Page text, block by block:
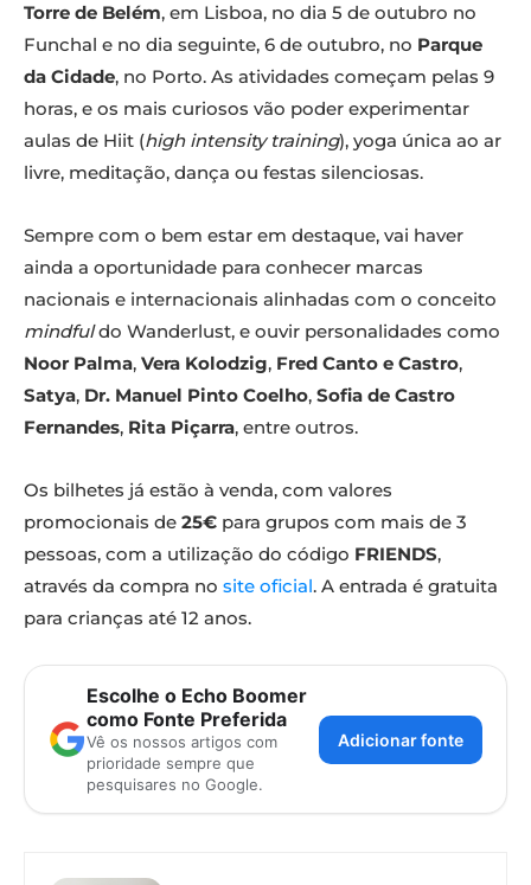
Torre de Belém, em Lisboa, no dia 5 de outubro no
Funchal e no dia seguinte, 6 de outubro, no Parque
da Cidade, no Porto. As atividades começam pelas 9
horas, e os mais curiosos vão poder experimentar
aulas de Hiit (high intensity training), yoga única ao ar
livre, meditação, dança ou festas silenciosas.
Sempre com o bem estar em destaque, vai haver
ainda a oportunidade para conhecer marcas
nacionais e internacionais alinhadas com o conceito
mindfuldo Wanderlust, e ouvir personalidades como
Noor Palma, Vera Kolodzig, Fred Canto e Castro,
Satya, Dr. Manuel Pinto Coelho, Sofia de Castro
Fernandes, Rita Piçarra, entre outros.
Os bilhetes já estão à venda, com valores
promocionais de 25€ para grupos com mais de 3
pessoas, com a utilização do código FRIENDS,
através da compra no site oficial. A entrada é gratuita
para crianças até 12 anos.
Escolhe o Echo Boomer
como Fonte Preferida
Vê os nossos artigos com
prioridade sempre que
pesquisares no Google.
Adicionar fonte